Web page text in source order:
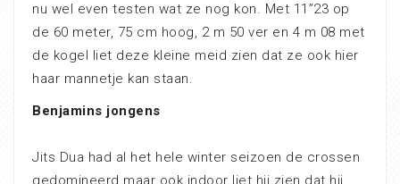
nu wel even testen wat ze nog kon. Met 11”23 op
de 60 meter, 75 cm hoog, 2 m 50 ver en 4 m 08 met
de kogel liet deze kleine meid zien dat ze ook hier
haar mannetje kan staan.
Benjamins jongens
Jits Dua had al het hele winter seizoen de crossen
gedomineerd maar ook indoor liet hij zien dat hij